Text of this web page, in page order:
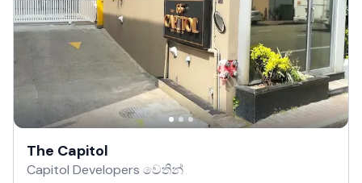
The Capitol
Capitol Developers වෙතින්